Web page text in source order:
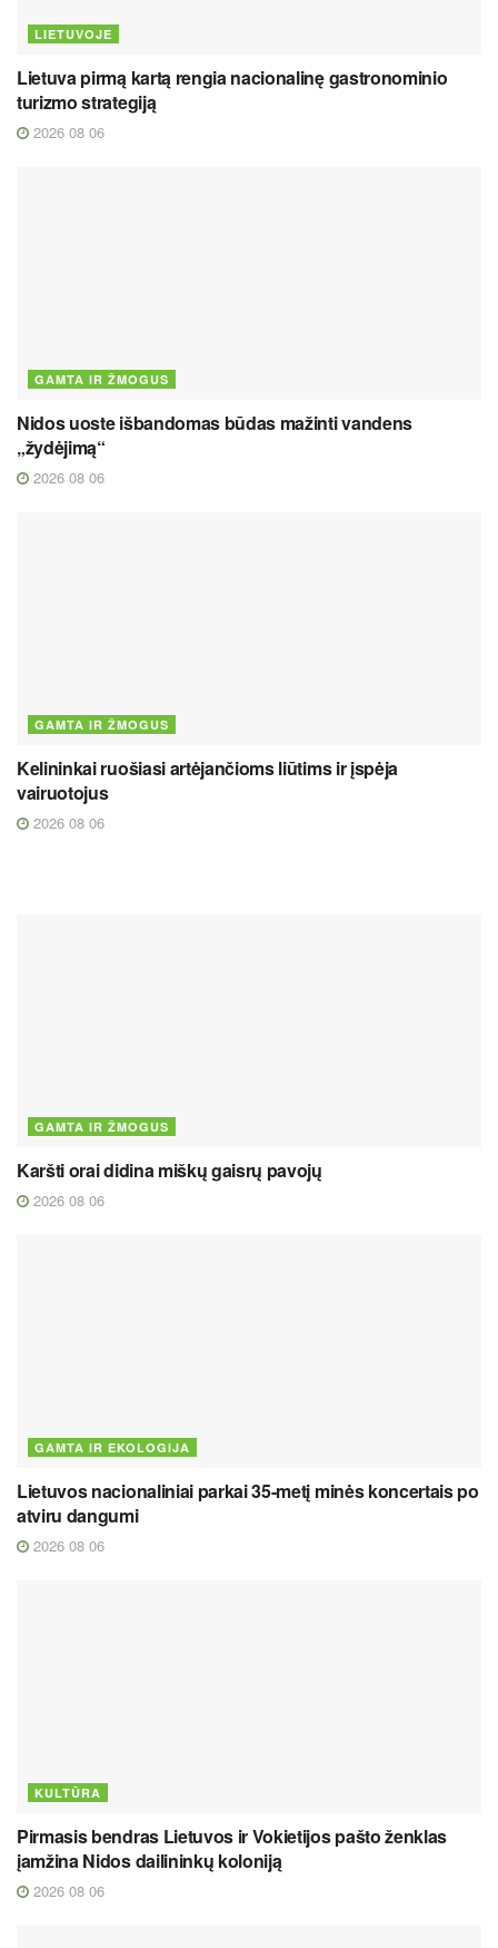
LIETUVOJE
Lietuva pirmą kartą rengia nacionalinę gastronominio
turizmo strategiją
2026 08 06
GAMTA IR ŽMOGUS
Nidos uoste išbandomas būdas mažinti vandens
„žydėjimą“
2026 08 06
GAMTA IR ŽMOGUS
Kelininkai ruošiasi artėjančioms liūtims ir įspėja
vairuotojus
2026 08 06
GAMTA IR ŽMOGUS
Karšti orai didina miškų gaisrų pavojų
2026 08 06
GAMTA IR EKOLOGIJA
Lietuvos nacionaliniai parkai 35-metį minės koncertais po
atviru dangumi
2026 08 06
KULTŪRA
Pirmasis bendras Lietuvos ir Vokietijos pašto ženklas
įamžina Nidos dailininkų koloniją
2026 08 06